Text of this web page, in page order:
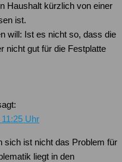
Haushalt kürzlich von einer
ist.
will: Ist es nicht so, dass die
nicht gut für die Festplatte
Uhr
sich ist nicht das Problem für
liegt in den